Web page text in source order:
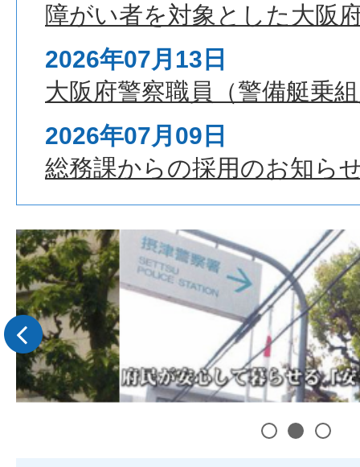
障がい者を対象とした大阪
2026年07月13日
大阪府警察職員（警備艇乗
2026年07月09日
総務課からの採用のお知ら
前へ
1 2 3